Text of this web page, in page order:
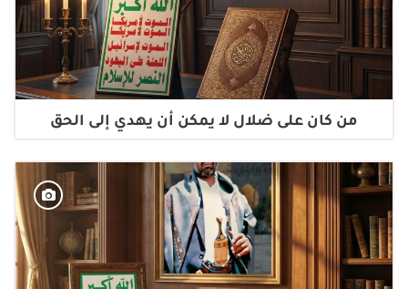
من كان على ضلال لا يمكن أن يهدي إلى الحق